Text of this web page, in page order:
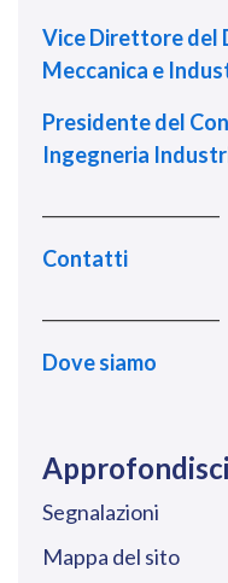
Vice Direttore del
Meccanica e
Presidente del
Ingegneria
Contatti
Dove siamo
Approfondisci
Segnalazioni
Mappa del sito